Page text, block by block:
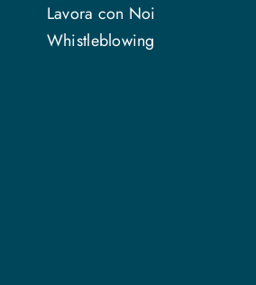
Lavora con Noi
Whistleblowing